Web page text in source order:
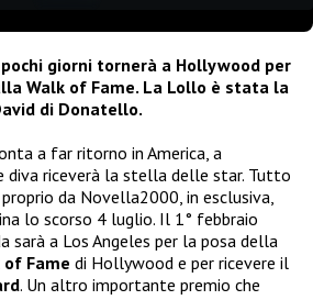
giorni tornerà a Hollywood per
Walk of Fame. La Lollo è stata la
di Donatello.
a far ritorno in America, a
diva riceverà la stella delle star. Tutto
da Novella2000, in esclusiva,
lo scorso 4 luglio. Il 1° febbraio
sarà a Los Angeles per la posa della
of Fame di Hollywood e per ricevere il
. Un altro importante premio che